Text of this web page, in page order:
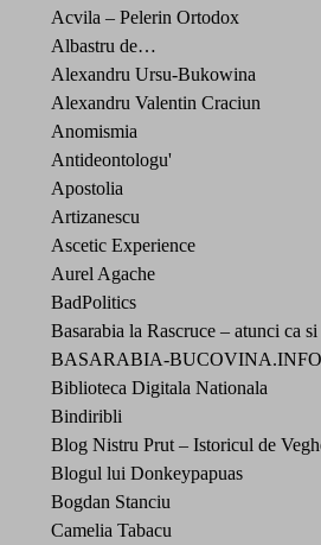
Acvila – Pelerin Ortodox
Albastru de…
Alexandru Ursu-Bukowina
Alexandru Valentin Craciun
Anomismia
Antideontologu'
Apostolia
Artizanescu
Ascetic Experience
Aurel Agache
BadPolitics
Basarabia la Rascruce – atunci ca
BASARABIA-BUCOVINA.INFO
Biblioteca Digitala Nationala
Bindiribli
Blog Nistru Prut – Istoricul de
Blogul lui Donkeypapuas
Bogdan Stanciu
Camelia Tabacu